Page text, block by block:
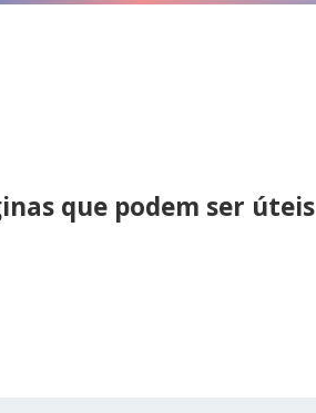
que podem ser úteis